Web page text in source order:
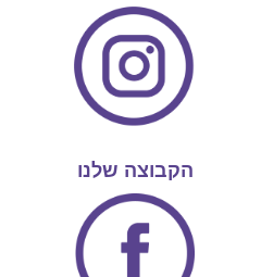
הקבוצה שלנו